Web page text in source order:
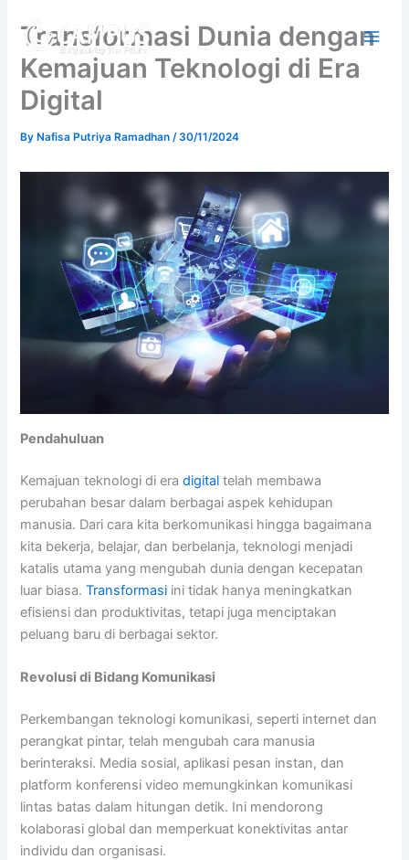
content
Transformasi Dunia dengan
Kemajuan Teknologi di Era
Digital
ByNafisa Putriya Ramadhan/30/11/2024
Pendahuluan
Kemajuan teknologi di eradigital telah membawa
perubahan besar dalam berbagai aspek kehidupan
manusia. Dari cara kita berkomunikasi hingga bagaimana
kita bekerja, belajar, dan berbelanja, teknologi menjadi
katalis utama yang mengubah dunia dengan kecepatan
luar biasa.Transformasi ini tidak hanya meningkatkan
efisiensi dan produktivitas, tetapi juga menciptakan
peluang baru di berbagai sektor.
Revolusi di Bidang Komunikasi
Perkembangan teknologi komunikasi, seperti internet dan
perangkat pintar, telah mengubah cara manusia
berinteraksi. Media sosial, aplikasi pesan instan, dan
platform konferensi video memungkinkan komunikasi
lintas batas dalam hitungan detik. Ini mendorong
kolaborasi global dan memperkuat konektivitas antar
individu dan organisasi.